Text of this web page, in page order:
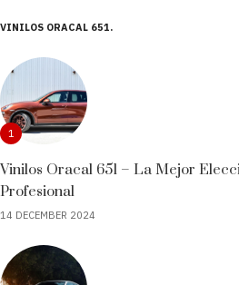
VINILOS ORACAL 651
1
Vinilos Oracal 651 – La Mejor
Profesional
14 DECEMBER 2024